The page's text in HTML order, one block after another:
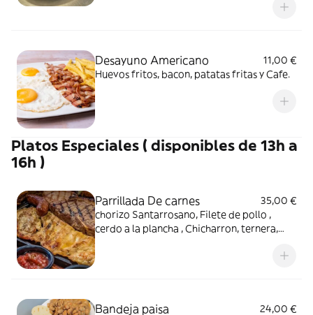
Desayuno Americano
11,00 €
Huevos fritos, bacon, patatas fritas y Cafe.
Platos Especiales ( disponibles de 13h a
16h )
Parrillada De carnes
35,00 €
chorizo Santarrosano, Filete de pollo ,
cerdo a la plancha , Chicharron, ternera,
Bandeja paisa
24,00 €